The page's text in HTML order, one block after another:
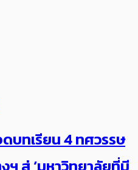
บทเรียน 4 ทศวรรษ